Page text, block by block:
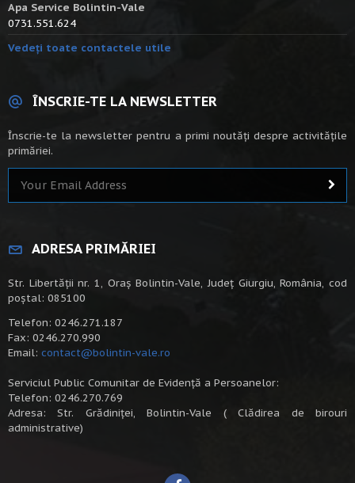
Apa Service Bolintin-Vale
0731.551.624
Vedeți toate contactele utile
ÎNSCRIE-TE LA NEWSLETTER
Înscrie-te la newsletter pentru a primi noutăți despre activitățile
primăriei.
ADRESA PRIMĂRIEI
Str. Libertății nr. 1, Oraș Bolintin-Vale, Județ Giurgiu, România, cod
poștal: 085100
Telefon: 0246.271.187
Fax: 0246.270.990
Email: contact@bolintin-vale.ro
Serviciul Public Comunitar de Evidență a Persoanelor:
Telefon: 0246.270.769
Adresa: Str. Grădiniței, Bolintin-Vale ( Clădirea de birouri
administrative)